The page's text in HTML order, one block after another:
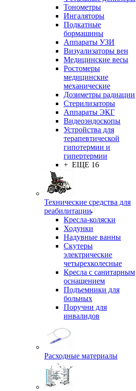
Тонометры
Ингаляторы
Подкатные
бормашины
Аппараты УЗИ
Визуализаторы вен
Медицинские весы
Ростомеры
медицинские
механические
Дозиметры радиации
Стерилизаторы
Аппараты ЭКГ
Видеоэндоскопы
Устройства для
терапевтической
гипотермии и
гипертермии
+ ЕЩЕ 16
Технические средства для
реабилитации
Кресла-коляски
Ходунки
Надувные ванны
Скутеры
электрические
четырехколесные
Кресла с санитарным
оснащением
Подъемники для
больных
Поручни для
инвалидов
Расходные материалы